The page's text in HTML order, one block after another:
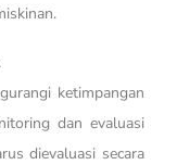
ketimpangan
dan evaluasi
dievaluasi secara